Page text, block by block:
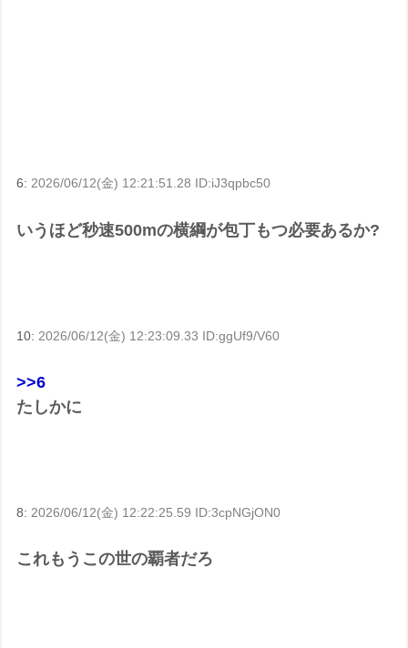
6:2026/06/12(金) 12:21:51.28 ID:iJ3qpbc50
いうほど秒速500mの横綱が包丁もつ必要あるか?
10: 2026/06/12(金) 12:23:09.33 ID:ggUf9/V60
>>6
たしかに
8:2026/06/12(金) 12:22:25.59 ID:3cpNGjON0
これもうこの世の覇者だろ